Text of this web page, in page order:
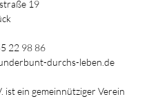
19
22 98 86
durchs-leben.de
ist ein gemeinnütziger Verein